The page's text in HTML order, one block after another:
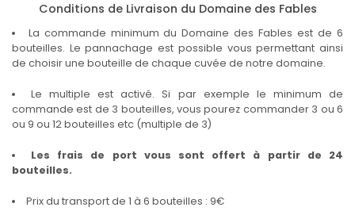
Conditions de Livraison du Domaine des Fables
La commande minimum du Domaine des Fables est de 6
bouteilles. Le pannachage est possible vous permettant ainsi
de choisir une bouteille de chaque cuvée de notre domaine.
Le multiple est activé. Si par exemple le minimum de
commande est de 3 bouteilles, vous pourez commander 3 ou 6
ou 9 ou 12 bouteilles etc (multiple de 3)
Les frais de port vous sont offert à partir de 24
bouteilles.
Prix du transport de 1 à 6 bouteilles : 9€